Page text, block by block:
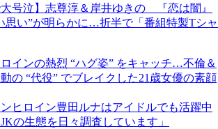
大号泣】志尊淳＆岸井ゆきの 『恋は闇』
思い”が明らかに…折半で「番組特製Tシャ
インの熱烈 “ハグ姿” をキャッチ…不倫＆
の “代役” でブレイクした21歳女優の素顔
ヒロイン豊田ルナはアイドルでも活躍中
JKの生態を日々調査しています」